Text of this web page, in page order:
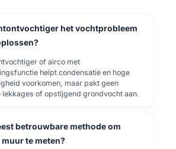
het vochtprobleem
of airco met
helpt condensatie en hoge
voorkomen, maar pakt geen
lekkages of opstijgend grondvocht aan.
betrouwbare methode om
te meten?